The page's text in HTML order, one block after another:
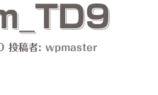
投稿者: wpmaster